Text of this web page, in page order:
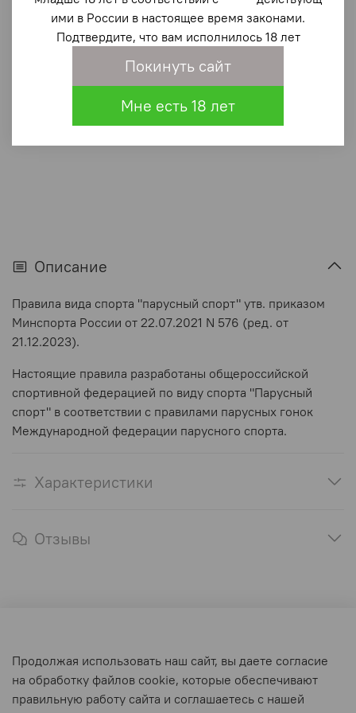
(0) В избранное
830 ₽
В корзину
Описание
Правила вида спорта "парусный спорт" утв. приказом
Минспорта России от 22.07.2021 N 576 (ред. от
21.12.2023).
Настоящие правила разработаны общероссийской
спортивной федерацией по виду спорта "Парусный
спорт" в соответствии с правилами парусных гонок
Международной федерации парусного спорта.
Характеристики
Отзывы
Пользовательское соглашение
Условия обмена и возврата
Продолжая использовать наш сайт, вы даете согласие
на обработку файлов cookie, которые обеспечивают
правильную работу сайта и соглашаетесь с нашей
ими в России в настоящее время законами.
Подтвердите, что вам исполнилось 18 лет
Покинуть сайт
Мне есть 18 лет